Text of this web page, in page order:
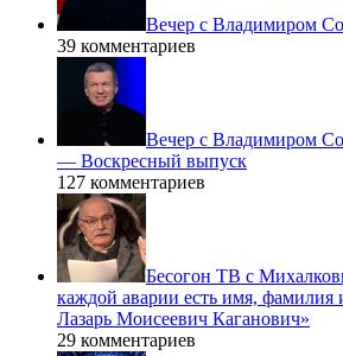
Вечер с Владимиром
39 комментариев
Вечер с Владимиром
— Воскресный выпуск
127 комментариев
Бесогон ТВ с
каждой аварии есть имя, фамилия
Лазарь Моисеевич Каганович»
29 комментариев